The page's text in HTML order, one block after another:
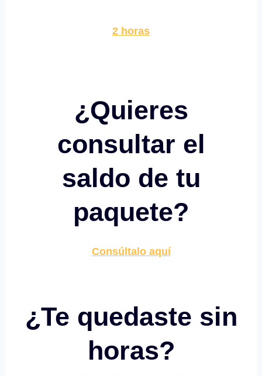
2 horas
¿Quieres
consultar el
saldo de tu
paquete?
Consúltalo aquí
¿Te quedaste sin
horas?